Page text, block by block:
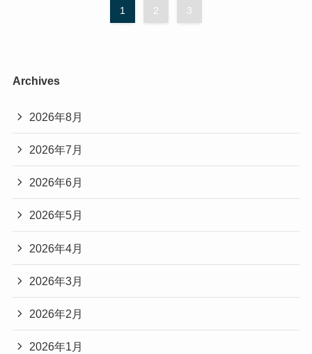
1 2 3
Archives
2026年8月
2026年7月
2026年6月
2026年5月
2026年4月
2026年3月
2026年2月
2026年1月